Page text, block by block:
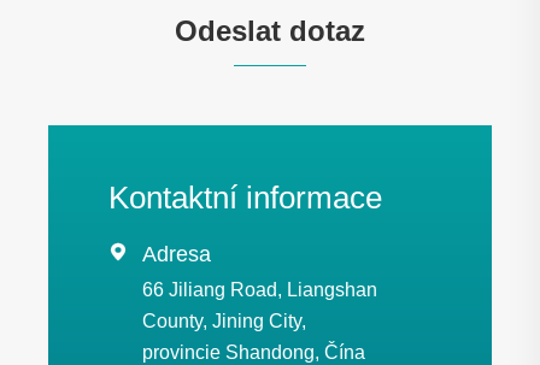
Odeslat dotaz
Kontaktní informace
 Adresa
66 Jiliang Road, Liangshan
County, Jining City,
provincie Shandong, Čína